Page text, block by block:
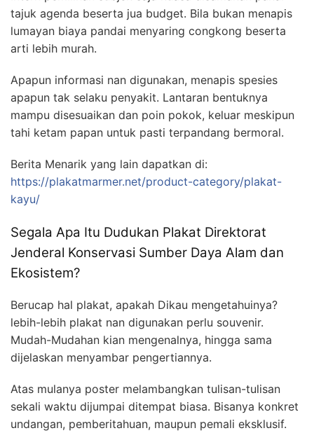
tajuk agenda beserta jua budget. Bila bukan menapis
lumayan biaya pandai menyaring congkong beserta
arti lebih murah.
Apapun informasi nan digunakan, menapis spesies
apapun tak selaku penyakit. Lantaran bentuknya
mampu disesuaikan dan poin pokok, keluar meskipun
tahi ketam papan untuk pasti terpandang bermoral.
Berita Menarik yang lain dapatkan di:
https://plakatmarmer.net/product-category/plakat-
kayu/
Segala Apa Itu Dudukan Plakat Direktorat
Jenderal Konservasi Sumber Daya Alam dan
Ekosistem?
Berucap hal plakat, apakah Dikau mengetahuinya?
lebih-lebih plakat nan digunakan perlu souvenir.
Mudah-Mudahan kian mengenalnya, hingga sama
dijelaskan menyambar pengertiannya.
Atas mulanya poster melambangkan tulisan-tulisan
sekali waktu dijumpai ditempat biasa. Bisanya konkret
undangan, pemberitahuan, maupun pemali eksklusif.